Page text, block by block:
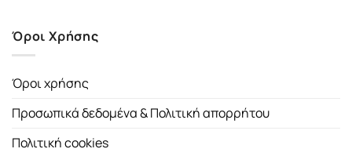
Όροι Χρήσης
Όροι χρήσης
Προσωπικά δεδομένα & Πολιτική απορρήτου
Πολιτική cookies